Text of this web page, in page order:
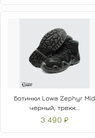
Ботинки Lowa Zephyr Mid
черный, трекк...
3 490 ₽